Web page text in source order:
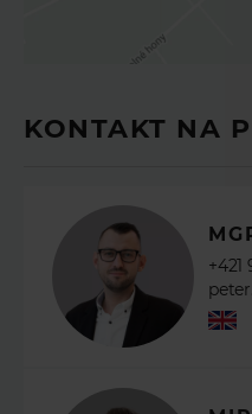
VYPLŇTE
POKRAČOVAŤ
KONTAKT NA
+421